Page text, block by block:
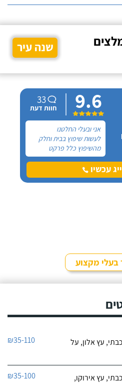
שנה עיר
9.6
33
חוות דעת
אני ובעלי החלטנו
לעשות שיפוץ בבית וחלק
מהשיפוץ כלל פרקט
למינציה שיותקן מעל
הריצוף (הישן) הקיים. קנינו
את הפרקט מחנות חיצונית
עכשיו
בעלי מקצוע
עץ אלון, על
₪35-110
עץ אירוקו,
₪35-100